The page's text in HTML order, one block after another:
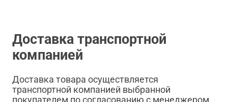
Доставка транспортной
компанией
Доставка товара осуществляется
транспортной компанией выбранной
покупателем по согласованию с менеджером.